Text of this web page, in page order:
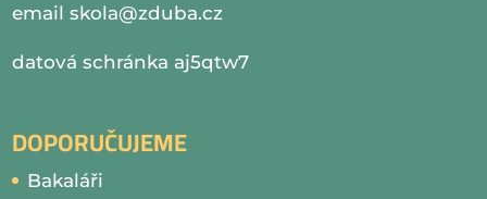
emailskola@zduba.cz
datová schránka aj5qtw7
DOPORUČUJEME
Bakaláři